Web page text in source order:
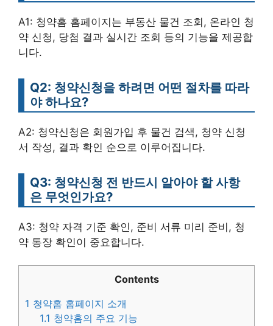
A1: 청약홈 홈페이지는 부동산 물건 조회, 온라인 청
약 신청, 당첨 결과 실시간 조회 등의 기능을 제공합
니다.
Q2: 청약신청을 하려면 어떤 절차를 따라
야 하나요?
A2: 청약신청은 회원가입 후 물건 검색, 청약 신청
서 작성, 결과 확인 순으로 이루어집니다.
Q3: 청약신청 전 반드시 알아야 할 사항
은 무엇인가요?
A3: 청약 자격 기준 확인, 준비 서류 미리 준비, 청
약 통장 확인이 중요합니다.
Contents
1 청약홈 홈페이지 소개
1.1 청약홈의 주요 기능